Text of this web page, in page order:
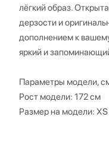
лёгкий образ.
дерзости и
дополнением к
яркий и
Параметры модели,
Рост модели: 172 см
Размер на модели: XS